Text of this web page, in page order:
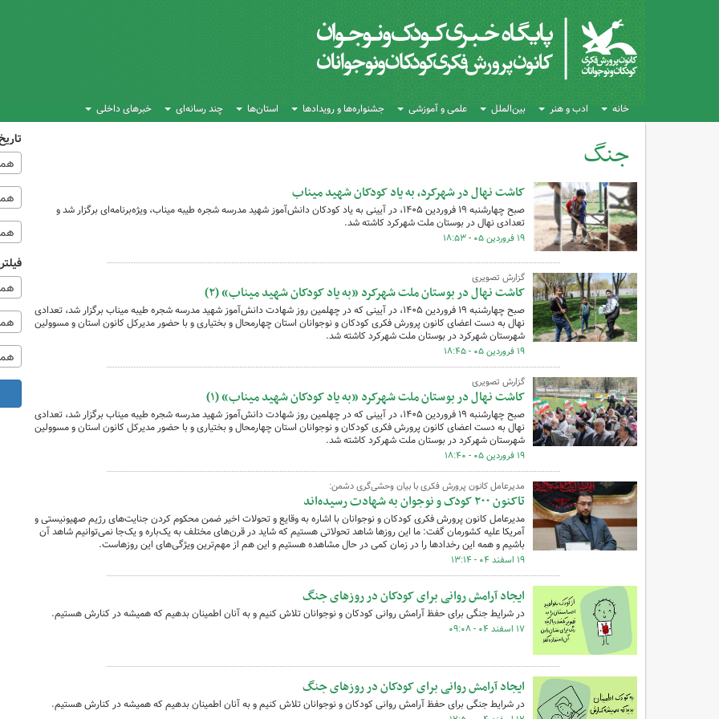
خانه ادب و هنر بین‌الملل علمی و آموزشی جشنواره‌ها و رویدادها استان‌ها چند رسانه‌ای خبرهای داخلی
جنگ
کل اخبار:7 کاشت نهال در شهرکرد، به یاد کودکان شهید میناب
صبح چهارشنبه ۱۹ فروردین ۱۴۰۵، در آیینی به یاد کودکان دانش‌آموز شهید مدرسه شجره طیبه میناب، ویژه‌برنامه‌ای برگزار شد و
تعدادی نهال در بوستان ملت شهرکرد کاشته شد.
۱۹ فروردین ۰۵ - ۱۸:۵۳
گزارش تصویری
کاشت نهال در بوستان ملت شهرکرد «به یاد کودکان شهید میناب» (۲)
صبح چهارشنبه ۱۹ فروردین ۱۴۰۵، در آیینی که در چهلمین روز شهادت دانش‌آموز شهید مدرسه شجره طیبه میناب برگزار شد، تعدادی
نهال به دست اعضای کانون پرورش فکری کودکان و نوجوانان استان چهارمحال و بختیاری و با حضور مدیرکل کانون استان و مسوولین
شهرستان شهرکرد در بوستان ملت شهرکرد کاشته شد.
۱۹ فروردین ۰۵ - ۱۸:۴۵
گزارش تصویری
کاشت نهال در بوستان ملت شهرکرد «به یاد کودکان شهید میناب» (۱)
صبح چهارشنبه ۱۹ فروردین ۱۴۰۵، در آیینی که در چهلمین روز شهادت دانش‌آموز شهید مدرسه شجره طیبه میناب برگزار شد، تعدادی
نهال به دست اعضای کانون پرورش فکری کودکان و نوجوانان استان چهارمحال و بختیاری و با حضور مدیرکل کانون استان و مسوولین
شهرستان شهرکرد در بوستان ملت شهرکرد کاشته شد.
۱۹ فروردین ۰۵ - ۱۸:۴۰
مدیرعامل کانون پرورش فکری با بیان وحشی‌گری دشمن:
تاکنون ۲۰۰ کودک و نوجوان به شهادت رسیده‌اند
مدیرعامل کانون پرورش فکری کودکان و نوجوانان با اشاره به وقایع و تحولات اخیر ضمن محکوم کردن جنایت‌های رژیم صهیونیستی و
آمریکا علیه کشورمان گفت: ما این روزها شاهد تحولاتی هستیم که شاید در قرن‌های مختلف به یک‌باره و یک‌جا نمی‌توانیم شاهد آن
باشیم و همه این رخدادها را در زمان کمی در حال مشاهده هستیم و این هم از مهم‌ترین ویژگی‌های این روزهاست.
۱۹ اسفند ۰۴ - ۱۳:۱۴
ایجاد آرامش روانی برای کودکان در روزهای جنگ
در شرایط جنگی برای حفظ آرامش روانی کودکان و نوجوانان تلاش کنیم و به آنان اطمینان بدهیم که همیشه در کنارش هستیم.
۱۷ اسفند ۰۴ - ۰۹:۰۸
ایجاد آرامش روانی برای کودکان در روزهای جنگ
در شرایط جنگی برای حفظ آرامش روانی کودکان و نوجوانان تلاش کنیم و به آنان اطمینان بدهیم که همیشه در کنارش هستیم.